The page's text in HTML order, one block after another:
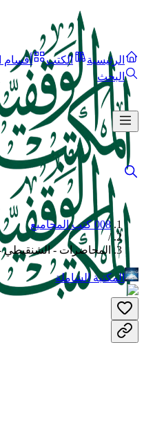
الرئيسية الكتب أقسام
البحث
008 كتب المجاميع
/
المحاضرات -
المكتبة الشاملة